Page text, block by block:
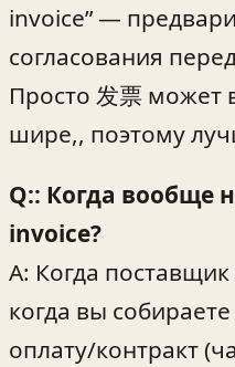
invoice” —
согласования
Просто 发票 может
шире,, поэтому
Q:: Когда вообще
invoice?
A: Когда
когда вы
оплату/контракт